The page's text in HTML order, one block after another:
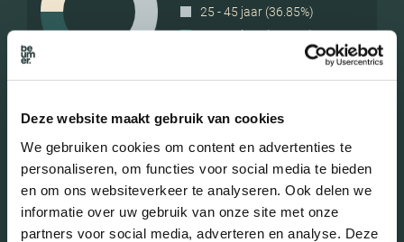
Deze website maakt gebruik van cookies
We gebruiken cookies om content en advertenties te
personaliseren, om functies voor social media te bieden
en om ons websiteverkeer te analyseren. Ook delen we
informatie over uw gebruik van onze site met onze
partners voor social media, adverteren en analyse. Deze
25 - 45 jaar (36.85%)
45 - 65 jaar (17.85%)
Geslacht
Mannen (50.16%)
Vrouwen (49.84%)